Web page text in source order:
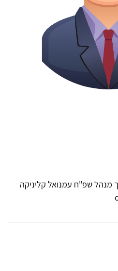
מנהל שפ"ח עמנואל קליניקה